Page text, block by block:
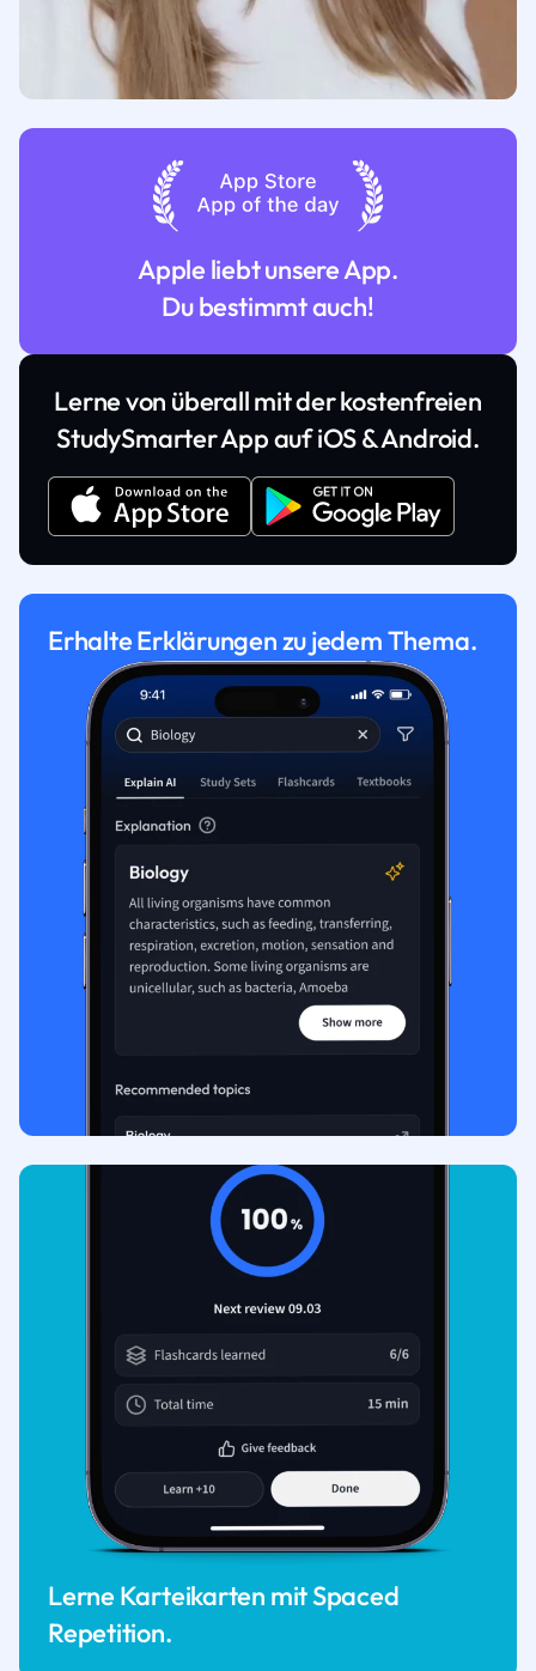
Apple liebt unsere App.
Du bestimmt auch!
Lerne von überall mit der kostenfreien
StudySmarter App auf iOS & Android.
Erhalte Erklärungen zu jedem Thema.
Lerne Karteikarten mit Spaced
Repetition.